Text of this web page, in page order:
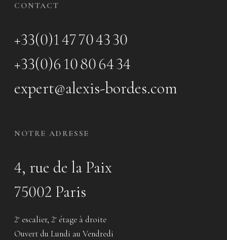
CONTACT
+33(0)1 47 70 43 30
+33(0)6 10 80 64 34
expert@alexis-bordes.com
NOTRE ADRESSE
4, rue de la Paix
75002 Paris
2e escalier, 2e étage à droite
Ouvert du Lundi au Vendredi